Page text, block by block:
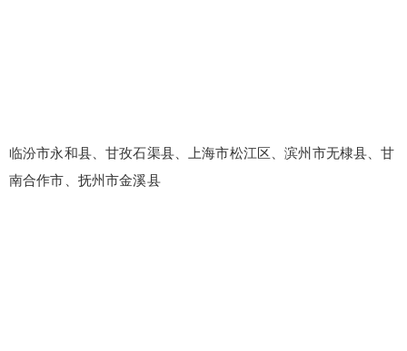
临汾市永和县、甘孜石渠县、上海市松江区、滨州市无棣县、甘
南合作市、抚州市金溪县